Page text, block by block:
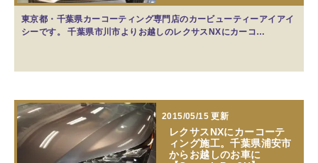
東京都・千葉県カーコーティング専門店のカービューティーアイアイ
シーです。 千葉県市川市よりお越しのレクサスNXにカーコ…
2015/05/15 更新
レクサスNXにカーコーテ
ィング施工。千葉県浦安市
からお越しのお車に